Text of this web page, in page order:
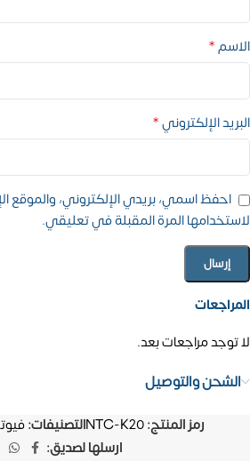
المراجعات
لا توجد مراجعات بعد.
الاسم*
البريد الإلكتروني*
احفظ اسمي، بريدي الإلكتروني، والموقع
لاستخدامها المرة المقبلة في تعليقي.
الشحن والتوصيل
رمز المنتج:NTC-K20التصنيفات:
ارسلها لصديق: